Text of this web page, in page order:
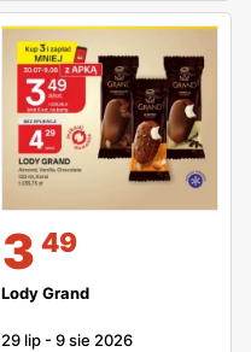
3 49
Lody Grand
29 lip -9 sie 2026